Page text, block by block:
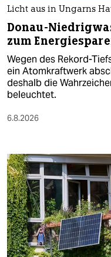
Licht aus in Ungarns
Donau-
zum
Wegen des Rekord-
ein Atomkraftwerk
deshalb die
beleuchtet.
6.8.2026